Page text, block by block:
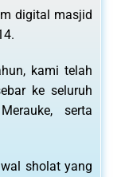
digital masjid
kami telah
ke seluruh
serta
sholat yang